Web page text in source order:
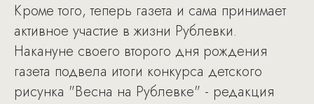
Кроме того, теперь газета и сама принимает
активное участие в жизни Рублевки.
Накануне своего второго дня рождения
газета подвела итоги конкурса детского
рисунка "Весна на Рублевке" - редакция